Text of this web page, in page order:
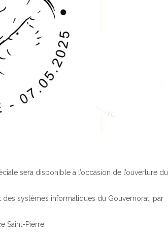
sera disponible à l’occasion de l’ouverture du
des systèmes informatiques du Gouvernorat, par
Saint-Pierre.